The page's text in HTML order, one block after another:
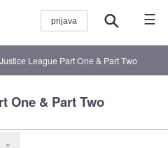
☰
League Part One & Part Two
One & Part Two
»